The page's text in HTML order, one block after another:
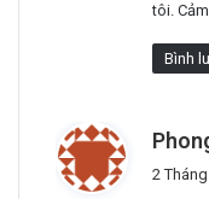
tôi.
Bình
2